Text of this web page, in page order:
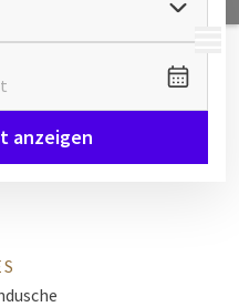
MENÜ
anzeigen